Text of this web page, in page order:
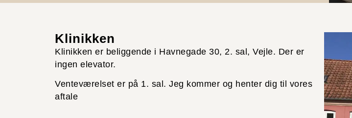
Klinikken
Klinikken er beliggende i Havnegade 30, 2. sal, Vejle. Der er
ingen elevator.
Venteværelset er på 1. sal. Jeg kommer og henter dig til vores
aftale